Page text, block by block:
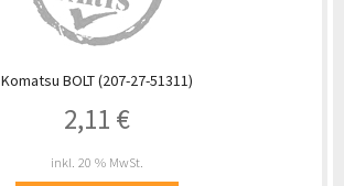
Komatsu BOLT (207-27-51311)
2,11 €
inkl. 20 % MwSt.